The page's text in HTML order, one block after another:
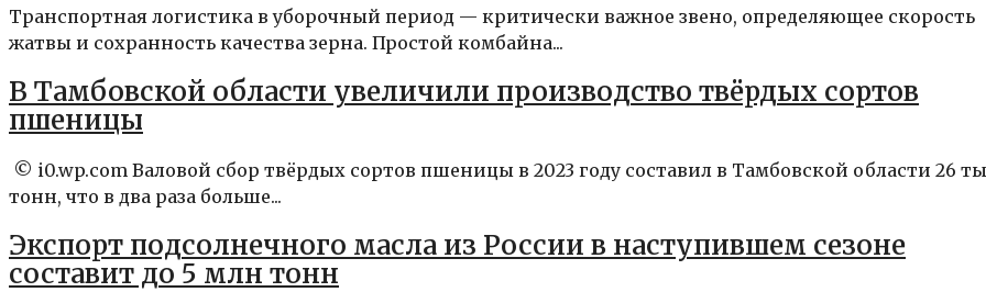
Транспортная логистика в уборочный период — критически важное звено, определяющее скорость
жатвы и сохранность качества зерна. Простой комбайна...
В Тамбовской области увеличили производство твёрдых сортов
пшеницы
© i0.wp.com Валовой сбор твёрдых сортов пшеницы в 2023 году составил в Тамбовской области 26
тонн, что в два раза больше...
Экспорт подсолнечного масла из России в наступившем сезоне
составит до 5 млн тонн